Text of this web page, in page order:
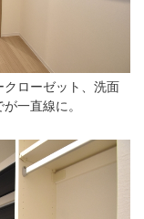
クローゼット、洗面
一直線に。